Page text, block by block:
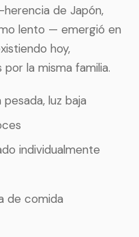
de Japón,
lento — emergió en
hoy,
la misma familia.
luz baja
individualmente
de comida